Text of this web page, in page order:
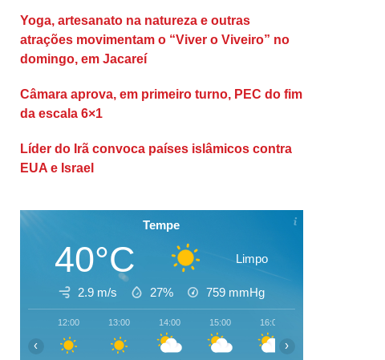
Yoga, artesanato na natureza e outras
atrações movimentam o “Viver o Viveiro” no
domingo, em Jacareí
Câmara aprova, em primeiro turno, PEC do fim
da escala 6×1
Líder do Irã convoca países islâmicos contra
EUA e Israel
Tempe
40°C Limpo
2.9 m/s 27% 759 mmHg
12:00 13:00 14:00 15:00 16:00
‹ ›